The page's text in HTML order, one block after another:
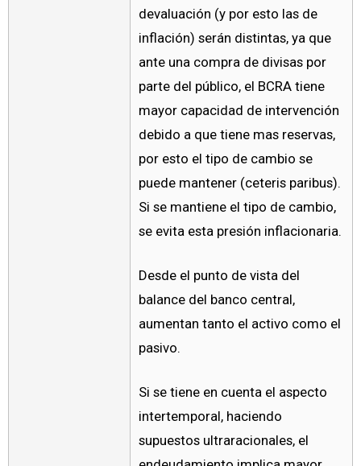
devaluación (y por esto las de
inflación) serán distintas, ya que
ante una compra de divisas por
parte del público, el BCRA tiene
mayor capacidad de intervención
debido a que tiene mas reservas,
por esto el tipo de cambio se
puede mantener (ceteris paribus).
Si se mantiene el tipo de cambio,
se evita esta presión inflacionaria.
Desde el punto de vista del
balance del banco central,
aumentan tanto el activo como el
pasivo.
Si se tiene en cuenta el aspecto
intertemporal, haciendo
supuestos ultraracionales, el